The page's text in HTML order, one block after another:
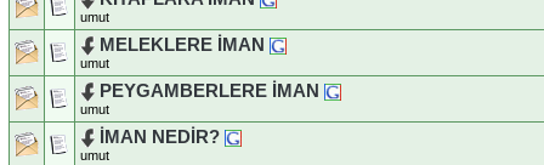
umut
MELEKLERE İMAN
umut
PEYGAMBERLERE İMAN
umut
İMAN NEDİR?
umut